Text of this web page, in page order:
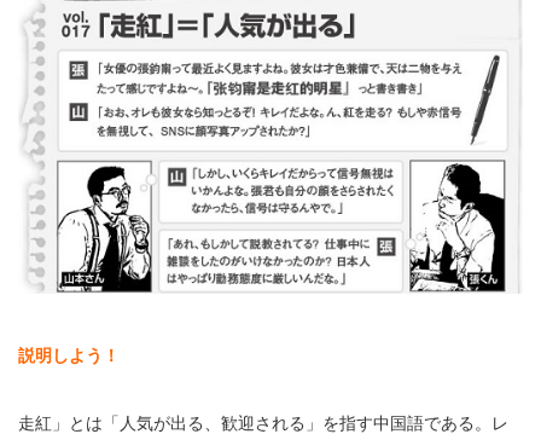
説明しよう！
走紅」とは「人気が出る、歓迎される」を指す中国語である。レ